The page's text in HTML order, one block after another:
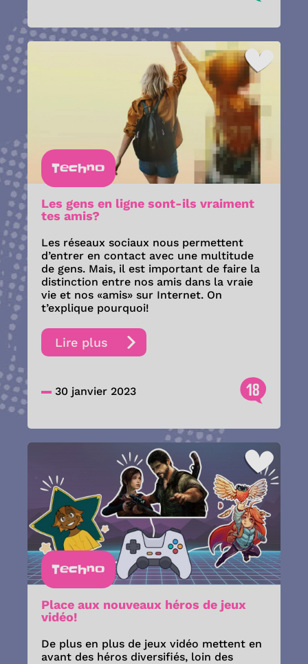
Techno
Les gens en ligne sont-ils vraiment
tes amis?
Les réseaux sociaux nous permettent
d’entrer en contact avec une multitude
de gens. Mais, il est important de faire la
distinction entre nos amis dans la vraie
vie et nos «amis» sur Internet. On
t’explique pourquoi!
Lire plus
30 janvier 2023 18
Techno
Place aux nouveaux héros de jeux
vidéo!
De plus en plus de jeux vidéo mettent en
avant des héros diversifiés, loin des